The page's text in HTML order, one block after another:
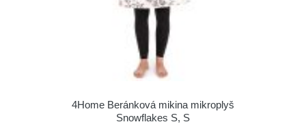
4Home Beránková mikina mikroplyš
Snowflakes S, S